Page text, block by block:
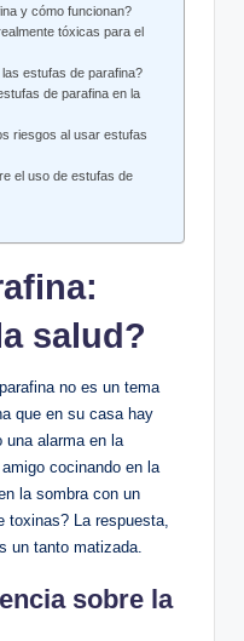
y cómo funcionan?
⁢tóxicas para el
estufas de parafina?
de ⁢parafina en ⁢la
riesgos al usar estufas⁢
el uso ‍de estufas de
salud?
no es un tema
que​ en su casa hay
una alarma en la
cocinando en la
la​ sombra con un
toxinas? ‌La respuesta,⁢
un tanto matizada.
sobre la